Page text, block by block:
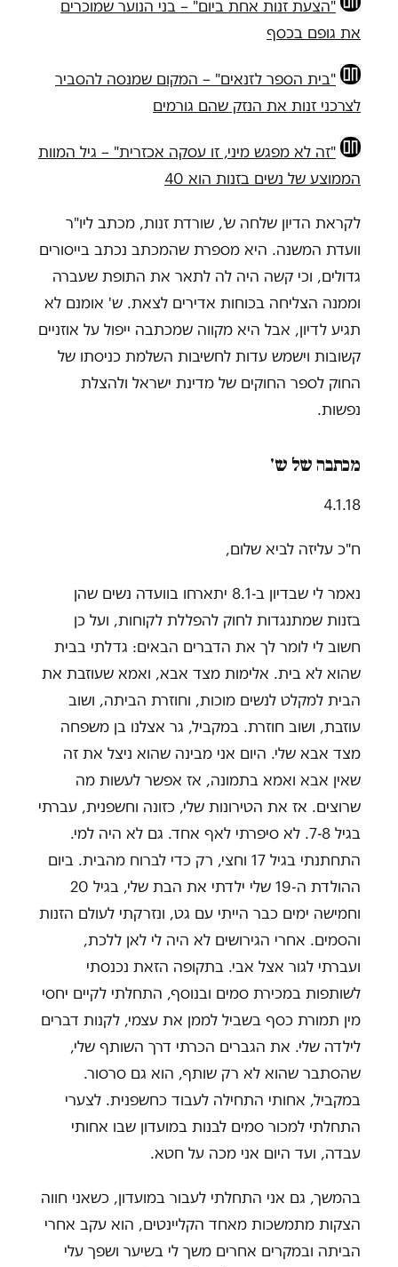
"הצעת זנות אחת ביום" – בני הנוער שמוכרים
את גופם בכסף
"בית הספר לזנאים" – המקום שמנסה להסביר
לצרכני זנות את הנזק שהם גורמים
"זה לא מפגש מיני, זו עסקה אכזרית" – גיל המוות
הממוצע של נשים בזנות הוא 40
לקראת הדיון שלחה ש', שורדת זנות, מכתב ליו"ר
וועדת המשנה. היא מספרת שהמכתב נכתב בייסורים
גדולים, וכי קשה היה לה לתאר את התופת שעברה
וממנה הצליחה בכוחות אדירים לצאת. ש' אומנם לא
תגיע לדיון, אבל היא מקווה שמכתבה ייפול על אוזניים
קשובות וישמש עדות לחשיבות השלמת כניסתו של
החוק לספר החוקים של מדינת ישראל ולהצלת
נפשות.
מכתבה של ש'
4.1.18
ח"כ עליזה לביא שלום,
נאמר לי שבדיון ב-8.1 יתארחו בוועדה נשים שהן
בזנות שמתנגדות לחוק להפללת לקוחות, ועל כן
חשוב לי לומר לך את הדברים הבאים: גדלתי בבית
שהוא לא בית. אלימות מצד אבא, ואמא שעוזבת את
הבית למקלט לנשים מוכות, וחוזרת הביתה, ושוב
עוזבת, ושוב חוזרת. במקביל, גר אצלנו בן משפחה
מצד אבא שלי. היום אני מבינה שהוא ניצל את זה
שאין אבא ואמא בתמונה, אז אפשר לעשות מה
שרוצים. אז את הטירונות שלי, כזונה וחשפנית, עברתי
בגיל 7-8. לא סיפרתי לאף אחד. גם לא היה למי.
התחתנתי בגיל 17 וחצי, רק כדי לברוח מהבית. ביום
ההולדת ה-19 שלי ילדתי את הבת שלי, בגיל 20
וחמישה ימים כבר הייתי עם גט, ונזרקתי לעולם הזנות
והסמים. אחרי הגירושים לא היה לי לאן ללכת,
ועברתי לגור אצל אבי. בתקופה הזאת נכנסתי
לשותפות במכירת סמים ובנוסף, התחלתי לקיים יחסי
מין תמורת כסף בשביל לממן את עצמי, לקנות דברים
לילדה שלי. את הגברים הכרתי דרך השותף שלי,
שהסתבר שהוא לא רק שותף, הוא גם סרסור.
במקביל, אחותי התחילה לעבוד כחשפנית. לצערי
התחלתי למכור סמים לבנות במועדון שבו אחותי
עבדה, ועד היום אני מכה על חטא.
בהמשך, גם אני התחלתי לעבור במועדון, כשאני חווה
הצקות מתמשכות מאחד הקליינטים, הוא עקב אחרי
הביתה ובמקרים אחרים משך לי בשיער ושפך עלי